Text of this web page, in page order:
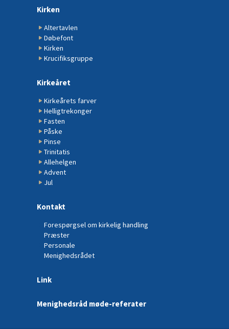
Kirken
Altertavlen
Døbefont
Kirken
Krucifiksgruppe
Kirkeåret
Kirkeårets farver
Helligtrekonger
Fasten
Påske
Pinse
Trinitatis
Allehelgen
Advent
Jul
Kontakt
Forespørgsel om kirkelig handling
Præster
Personale
Menighedsrådet
Link
Menighedsråd møde-referater